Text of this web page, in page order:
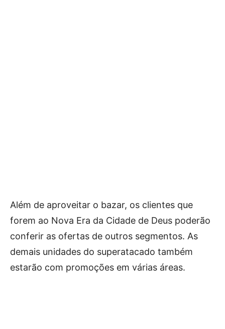
Além de aproveitar o bazar, os clientes que
forem ao Nova Era da Cidade de Deus poderão
conferir as ofertas de outros segmentos. As
demais unidades do superatacado também
estarão com promoções em várias áreas.